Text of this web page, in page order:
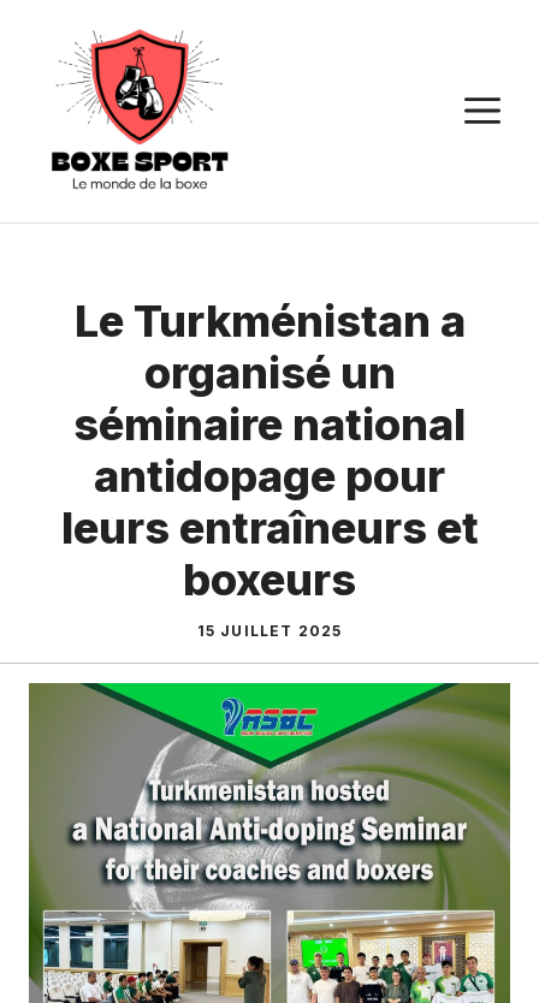
contenu
Le Turkménistan a
organisé un
séminaire national
antidopage pour
leurs entraîneurs et
boxeurs
15 JUILLET 2025